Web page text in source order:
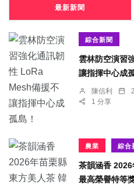
最新新聞
綜合新聞
雲林防空演習
讓指揮中心成
陳信利
1 分享
農業 綜合
茶韻涵香
最高榮譽特等